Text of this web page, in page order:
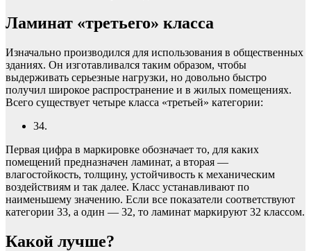
Ламинат «третьего» класса
Изначально производился для использования в общественных
зданиях. Он изготавливался таким образом, чтобы
выдерживать серьезные нагрузки, но довольно быстро
получил широкое распространение и в жилых помещениях.
Всего существует четыре класса «третьей» категории:
34.
Первая цифра в маркировке обозначает то, для каких
помещений предназначен ламинат, а вторая —
влагостойкость, толщину, устойчивость к механическим
воздействиям и так далее. Класс устанавливают по
наименьшему значению. Если все показатели соответствуют
категории 33, а один — 32, то ламинат маркируют 32 классом.
Какой лучше?